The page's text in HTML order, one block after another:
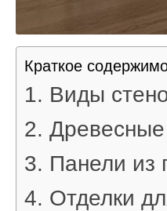
Краткое
Виды
Панели из
Отделки